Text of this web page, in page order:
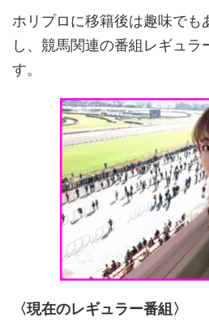
ホリプロに移籍後は趣味でも
し、競馬関連の番組レギュラ
す。
〈現在のレギュラー番組〉